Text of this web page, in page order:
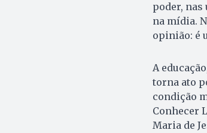
poder,
na mídia.
opinião: é
A
torna ato
condição
Conhecer
Maria de